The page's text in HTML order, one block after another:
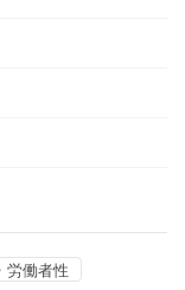
労働者性